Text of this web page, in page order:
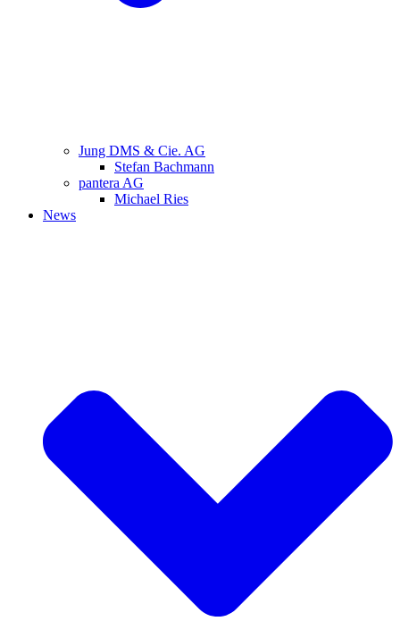
Jung DMS & Cie. AG
Stefan Bachmann
pantera AG
Michael Ries
News